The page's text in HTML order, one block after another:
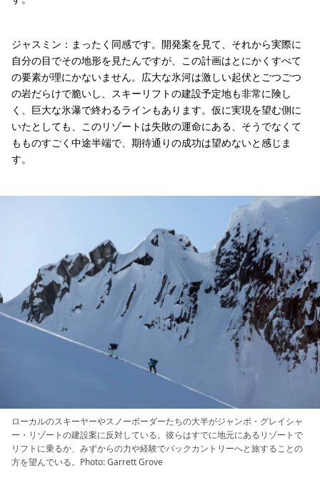
ジャスミン：まったく同感です。開発案を見て、それから実際に
自分の目でその地形を見たんですが、この計画はとにかくすべて
の要素が理にかないません。広大な氷河は激しい起伏とごつごつ
の岩だらけで脆いし、スキーリフトの建設予定地も非常に険し
く、巨大な氷瀑で終わるラインもあります。仮に実現を望む側に
いたとしても、このリゾートは失敗の運命にある、そうでなくて
もものすごく中途半端で、期待通りの成功は望めないと感じま
す。
ローカルのスキーヤーやスノーボーダーたちの大半がジャンボ・グレイシャ
ー・リゾートの建設案に反対している。彼らはすでに地元にあるリゾートで
リフトに乗るか、みずからの力や経験でバックカントリーへと旅することの
方を望んでいる。Photo: Garrett Grove